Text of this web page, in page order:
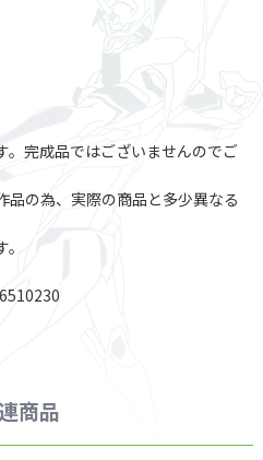
完成品ではございませんのでご
の為、実際の商品と多少異なる
商品